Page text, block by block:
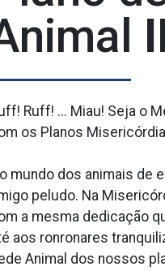
Ruff! ... Miau! Seja o
os Planos
mundo dos animais de
peludo. Na
a mesma dedicação
aos ronronares
Animal dos nossos